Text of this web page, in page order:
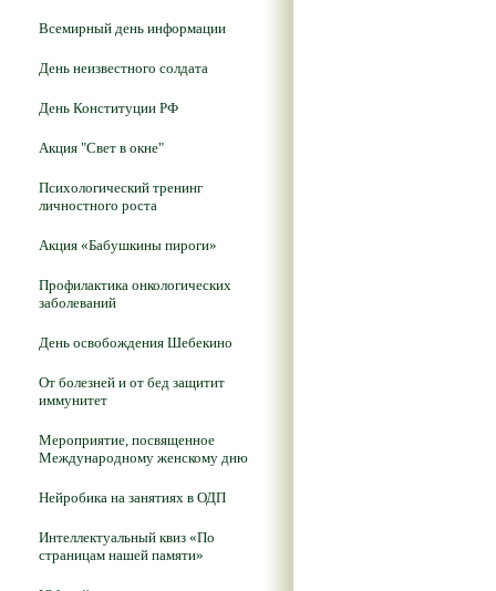
Всемирный день информации
День неизвестного солдата
День Конституции РФ
Акция "Свет в окне"
Психологический тренинг
личностного роста
Акция «Бабушкины пироги»
Профилактика онкологических
заболеваний
День освобождения Шебекино
От болезней и от бед защитит
иммунитет
Мероприятие, посвященное
Международному женскому дню
Нейробика на занятиях в ОДП
Интеллектуальный квиз «По
страницам нашей памяти»